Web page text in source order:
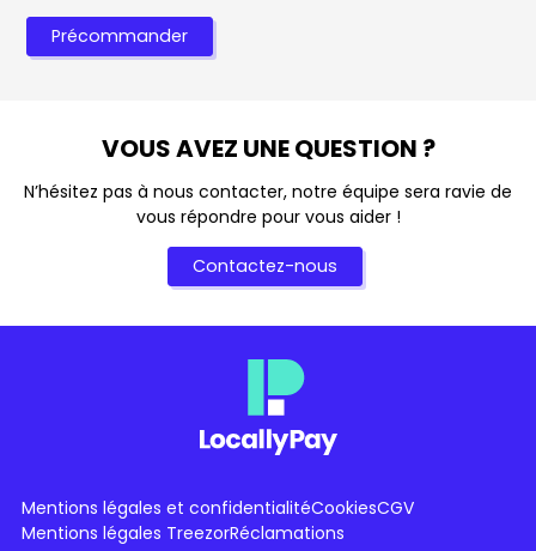
Précommander
VOUS AVEZ UNE QUESTION ?
N’hésitez pas à nous contacter, notre équipe sera ravie de
vous répondre pour vous aider !
Contactez-nous
Mentions légales et confidentialitéCookiesCGV
Mentions légales TreezorRéclamations